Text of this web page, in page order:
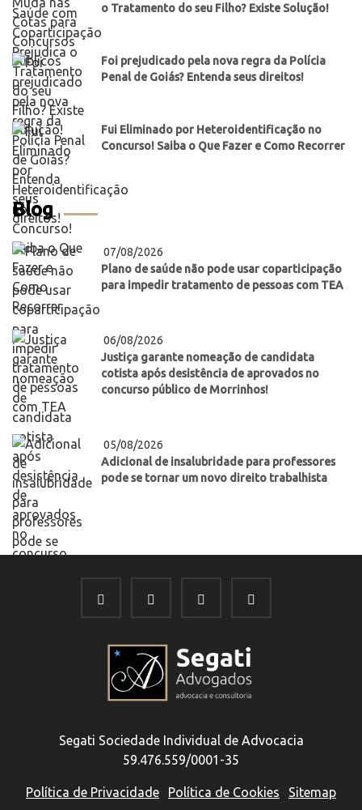
o Tratamento do seu Filho? Existe Solução!
Foi prejudicado pela nova regra da Polícia
Penal de Goiás? Entenda seus direitos!
Fui Eliminado por Heteroidentificação no
Concurso! Saiba o Que Fazer e Como Recorrer
Blog
07/08/2026
Plano de saúde não pode usar coparticipação
para impedir tratamento de pessoas com TEA
06/08/2026
Justiça garante nomeação de candidata
cotista após desistência de aprovados no
concurso público de Morrinhos!
05/08/2026
Adicional de insalubridade para professores
pode se tornar um novo direito trabalhista
Segati Sociedade Individual de Advocacia
59.476.559/0001-35
Política de Privacidade Política de Cookies Sitemap